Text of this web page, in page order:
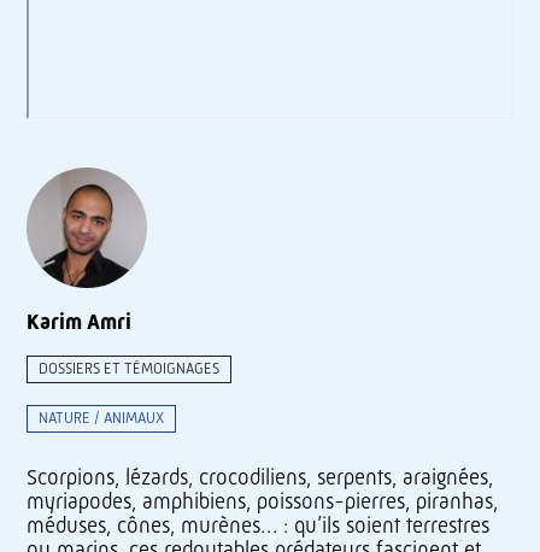
Karim Amri
DOSSIERS ET TÉMOIGNAGES
NATURE / ANIMAUX
Scorpions, lézards, crocodiliens, serpents, araignées,
myriapodes, amphibiens, poissons-pierres, piranhas,
méduses, cônes, murènes… : qu’ils soient terrestres